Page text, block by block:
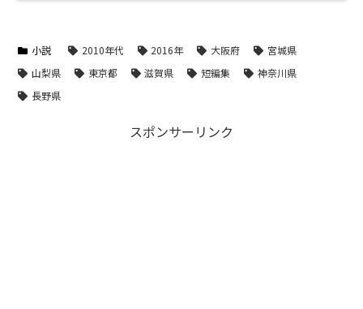
小説 2010年代 2016年 大阪府
宮城県
山梨県
東京都 滋賀県 短編集
神奈川県
長野県
スポンサーリンク